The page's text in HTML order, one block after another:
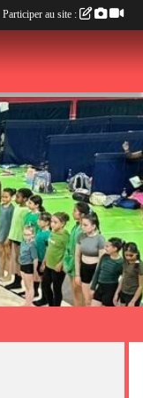
Participer au site :